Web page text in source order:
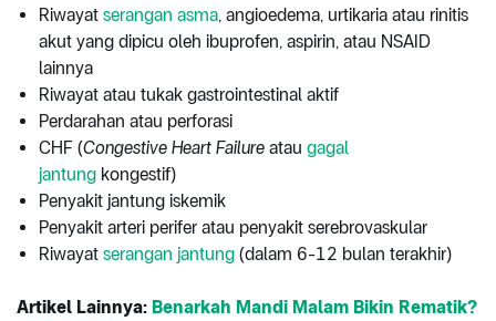
Riwayat serangan asma, angioedema, urtikaria atau rinitis
akut yang dipicu oleh ibuprofen, aspirin, atau NSAID
lainnya
Riwayat atau tukak gastrointestinal aktif
Perdarahan atau perforasi
CHF (Congestive Heart Failure atau gagal
jantung kongestif)
Penyakit jantung iskemik
Penyakit arteri perifer atau penyakit serebrovaskular
Riwayat serangan jantung (dalam 6-12 bulan terakhir)
Artikel Lainnya: Benarkah Mandi Malam Bikin Rematik?